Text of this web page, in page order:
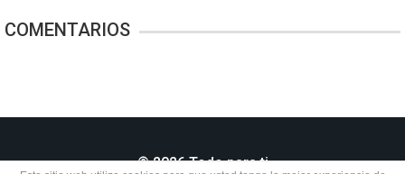
COMENTARIOS
© 2026 Todo para ti